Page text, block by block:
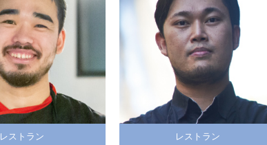
レストラン レストラン